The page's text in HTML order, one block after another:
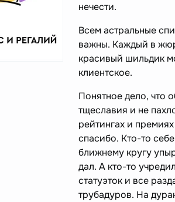
нечести.
Всем астральные
важны. Каждый в
красивый шильдик
клиентское.
Понятное дело, что
тщеславия и не
рейтингах и
спасибо. Кто-то
ближнему кругу
дал. А кто-то
статуэток и все
трубадуров. На